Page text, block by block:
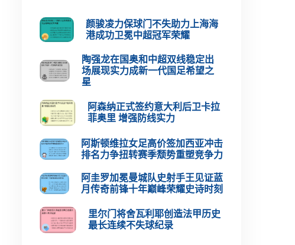
颜骏凌力保球门不失助力上海海
港成功卫冕中超冠军荣耀
陶强龙在国奥和中超双线稳定出
场展现实力成新一代国足希望之
星
阿森纳正式签约意大利后卫卡拉
菲奥里 增强防线实力
阿斯顿维拉女足高价签加西亚冲击
排名力争扭转赛季颓势重塑竞争力
阿圭罗加冕曼城队史射手王见证蓝
月传奇前锋十年巅峰荣耀史诗时刻
里尔门将舍瓦利耶创造法甲历史
最长连续不失球纪录